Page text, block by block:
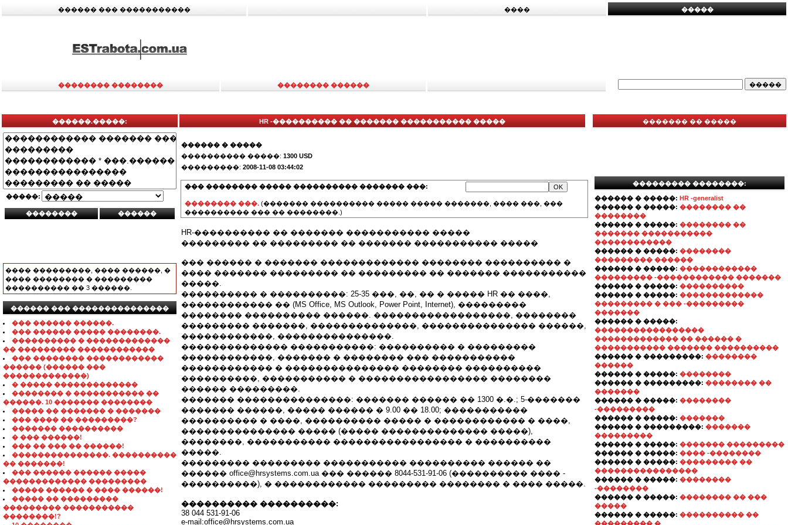
������ ��� ����������� ���� �����
�������� �������� �������� ������
������.�����:
�����:
���� ���������, ���� ������, �
���� �������� � ���������
���������� �� 3 ������.
������ ��� ���������������
��� ������ ������.
��� ������ ����� ��������.
���������� � �������������
�� ��������� ������������
��� �������� ������������
������ (������ ���
�������������)
� ����� �������������
�������� � ����������� ��
������. 10 ������� ��������
����� �� ������� � �������
��� ���� �� ���������?
������� ����������
� ��� ������!
��� �� ��� �� ������!
���������������. ����������
�� �������!
��� ������ ������ �����
������������� ���������
����� ������ � ���� ������!
����� �� ���������
��������� �����������
��������!?
HR -���������� �� ������� ����������� �����
������ � �����
���������� �����: 1300 USD
���������: 2008-11-08 03:44:02
��� �������� ����� ���������� ������� ���:
�������� ���. (������� ���������� ����� ����� �������, ���� ���, ���
���������� ��� �� ��������.)
HR-���������� �� ������� ����������� �����
��������� �� ��������� �� ������� ����������� �����
��� ������ � ������� ������������� �������� ���������� �
���� ������� ��������� �� ��������� �� ������� �����������
�����.
���������� � ����������: 25-35 ���, ��, �� � ����� HR �� ����,
������������ �� (MS Office, MS Outlook, Power Point, Internet), ���������
�������� ���������� ������. ������������������, ��������
��������� �������, ��������������, ��������������� ������,
������������, ���������������.
�������������� �����������: ���������� � ���������
������������, ������� � �������� ��� �����������
������������ � ��������������� �������� ����������
����������, ����������� � ����������������� ��������
������ ���������.
������� ���������������: ������� ������ �� 1300 �.�.; 5-�������
������� ������, ����� ������ � 9.00 �� 18.00; �����������
���������� � ����, ���������� ����� � ������������ � ����,
��������������� ����� (����� �������������� �����),
��������, ����������� ����������������� � ����������
�����.
��������� ��������� ����������� ���������� ������ ��
������ office@hrsystems.com.ua ��� ������ 8044-531-91-06 (���������� ���� -
����������), � ������������ ��������� �������� � ���� �����.
���������� ����������:
38 044 531-91-06
e-mail:office@hrsystems.com.ua
������� �� �����
��������� ��������:
������ � �����: HR -generalist
������ � �����: �������� ��
��������
������ � �����: �������� ��
������� �����������
������������
������ � �����: ��������
��������� ������
������ � �����: ������������
��������� -������������ �������
������ � �����: ����������
������ � �����: �������������
��������� � ��� -���������
�������
������ � �����:
�����������������
������������� �� ������ �
����������� ������� ����������
������ � ���������: ��������
������
������ � �����: ��������
������ � ���������: �������� ��
�������
������ � �����: ��������
-���������
������ � �����: �������
������ � ���������: �������
���������
������ � �����: ������� ���������
������ � �����: ���� -��������
������ � �����: ��������� ��
����������������
������ � �����: ��������
-��������
������ � �����: �������� �� ���
�����
������ � �����: ���������� ��
��������� �